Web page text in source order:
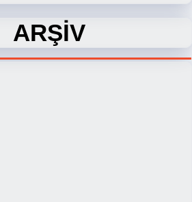
ARŞİV